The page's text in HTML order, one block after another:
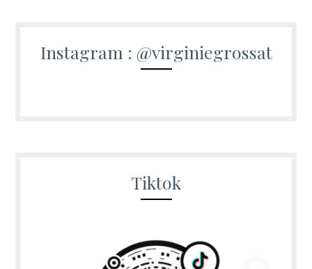
Instagram : @virginiegrossat
Tiktok